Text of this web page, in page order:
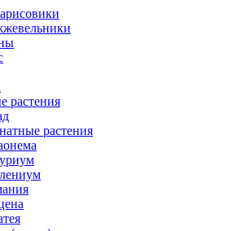
растения
растения